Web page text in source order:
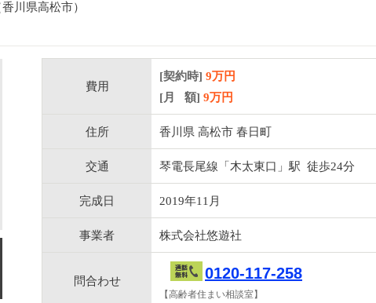
香川県高松市）
費用
[契約時] 9万円
[月 額] 9万円
住所 香川県 高松市 春日町
交通 琴電長尾線「木太東口」駅 徒歩24分
完成日 2019年11月
事業者 株式会社悠遊社
問合わせ 0120-117-258
【高齢者住まい相談室】